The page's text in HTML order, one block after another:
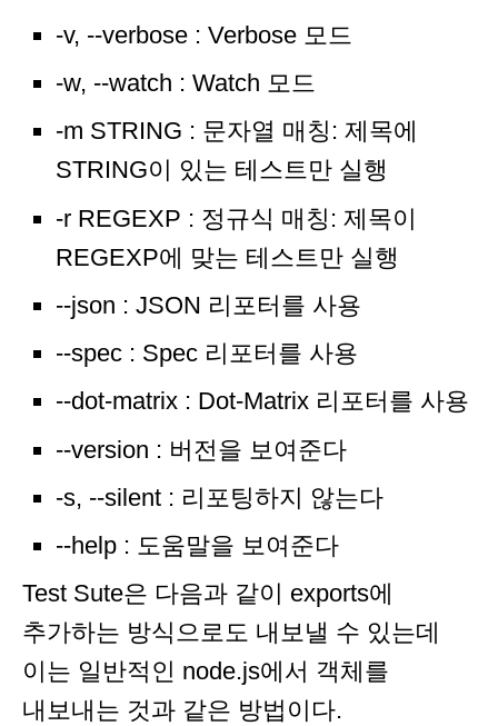
-v, --verbose : Verbose 모드
-w, --watch : Watch 모드
-m STRING : 문자열 매칭: 제목에
STRING이 있는 테스트만 실행
-r REGEXP : 정규식 매칭: 제목이
REGEXP에 맞는 테스트만 실행
--json : JSON 리포터를 사용
--spec : Spec 리포터를 사용
--dot-matrix : Dot-Matrix 리포터를 사용
--version : 버전을 보여준다
-s, --silent : 리포팅하지 않는다
--help : 도움말을 보여준다
Test Sute은 다음과 같이 exports에
추가하는 방식으로도 내보낼 수 있는데
이는 일반적인 node.js에서 객체를
내보내는 것과 같은 방법이다.